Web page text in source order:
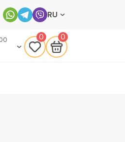
RU
0 0